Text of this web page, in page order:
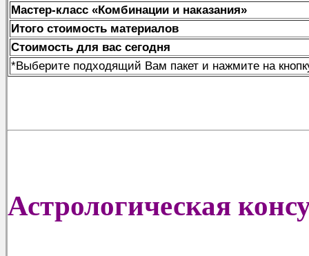
Мастер-класс «Комбинации и наказания»
Итого стоимость материалов
Стоимость для вас сегодня
*Выберите подходящий Вам пакет и нажмите на
Астрологическая